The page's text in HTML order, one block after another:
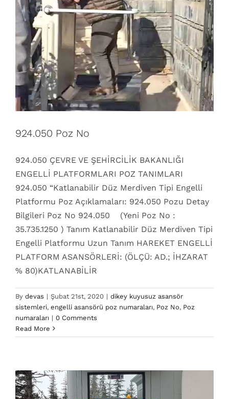
924.050 Poz No
924.050 ÇEVRE VE ŞEHİRCİLİK BAKANLIĞI
ENGELLİ PLATFORMLARI POZ TANIMLARI
924.050 “Katlanabilir Düz Merdiven Tipi Engelli
Platformu Poz Açıklamaları: 924.050 Pozu Detay
Bilgileri Poz No 924.050 (Yeni Poz No :
35.735.1250 ) Tanım Katlanabilir Düz Merdiven Tipi
Engelli Platformu Uzun Tanım HAREKET ENGELLİ
PLATFORM ASANSÖRLERİ: (ÖLÇÜ: AD.; İHZARAT
% 80)KATLANABİLİR
By devas | Şubat 21st, 2020 | dikey kuyusuz asansör
sistemleri, engelli asansörü poz numaraları, Poz No, Poz
numaraları | 0 Comments
Read More
924.024 Poz No
dikey kuyusuz asansör sistemleri
poz numaraları Poz No Poz numaraları